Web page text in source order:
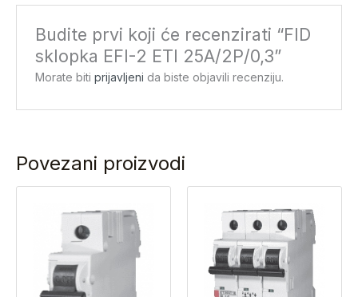
Budite prvi koji će recenzirati “FID
sklopka EFI-2 ETI 25A/2P/0,3”
Morate bitiprijavljeni da biste objavili recenziju.
Povezani proizvodi